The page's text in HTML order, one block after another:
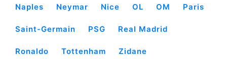
Naples Neymar Nice OL OM Paris
Saint-Germain PSG Real Madrid
Ronaldo Tottenham Zidane